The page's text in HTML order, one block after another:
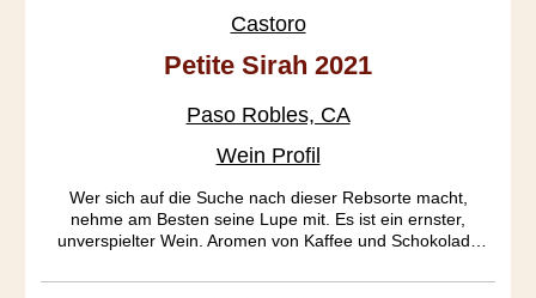
Castoro
Petite Sirah 2021
Paso Robles, CA
Wein Profil
Wer sich auf die Suche nach dieser Rebsorte macht,
nehme am Besten seine Lupe mit. Es ist ein ernster,
unverspielter Wein. Aromen von Kaffee und Schokolade
diesen Ausnahmewein.